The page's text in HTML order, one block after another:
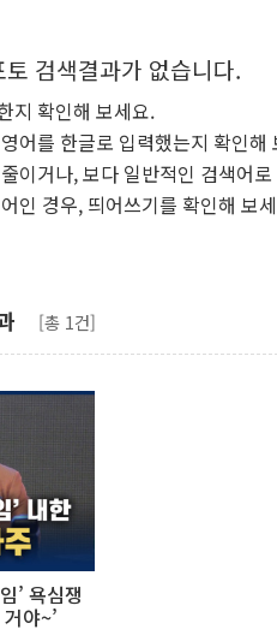
검색결과가 없습니다.
지 확인해 보세요.
어를 한글로 입력했는지 확인해
이거나, 보다 일반적인 검색어
인 경우, 띄어쓰기를 확인해 보
[총 1건]
’ 욕심쟁
야~’